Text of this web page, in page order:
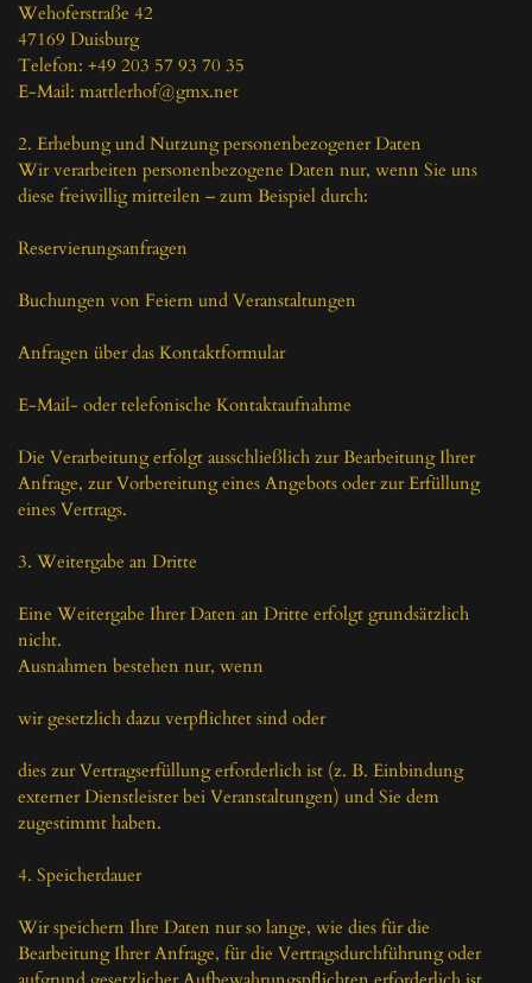
Wehoferstraße 42
47169 Duisburg
Telefon: +49 203 57 93 70 35
E-Mail: mattlerhof@gmx.net
2. Erhebung und Nutzung personenbezogener Daten
Wir verarbeiten personenbezogene Daten nur, wenn Sie uns
diese freiwillig mitteilen – zum Beispiel durch:
Reservierungsanfragen
Buchungen von Feiern und Veranstaltungen
Anfragen über das Kontaktformular
E-Mail- oder telefonische Kontaktaufnahme
Die Verarbeitung erfolgt ausschließlich zur Bearbeitung Ihrer
Anfrage, zur Vorbereitung eines Angebots oder zur Erfüllung
eines Vertrags.
3. Weitergabe an Dritte
Eine Weitergabe Ihrer Daten an Dritte erfolgt grundsätzlich
nicht.
Ausnahmen bestehen nur, wenn
wir gesetzlich dazu verpflichtet sind oder
dies zur Vertragserfüllung erforderlich ist (z. B. Einbindung
externer Dienstleister bei Veranstaltungen) und Sie dem
zugestimmt haben.
4. Speicherdauer
Wir speichern Ihre Daten nur so lange, wie dies für die
Bearbeitung Ihrer Anfrage, für die Vertragsdurchführung oder